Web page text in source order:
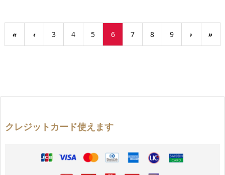
« ‹ 3 4 5 6 7 8 9 › »
クレジットカード使えます